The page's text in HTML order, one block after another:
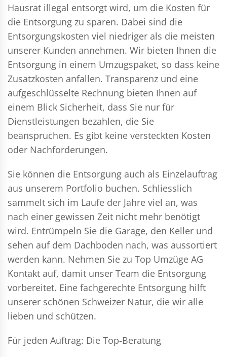
Hausrat illegal entsorgt wird, um die Kosten für
die Entsorgung zu sparen. Dabei sind die
Entsorgungskosten viel niedriger als die meisten
unserer Kunden annehmen. Wir bieten Ihnen die
Entsorgung in einem Umzugspaket, so dass keine
Zusatzkosten anfallen. Transparenz und eine
aufgeschlüsselte Rechnung bieten Ihnen auf
einem Blick Sicherheit, dass Sie nur für
Dienstleistungen bezahlen, die Sie
beanspruchen. Es gibt keine versteckten Kosten
oder Nachforderungen.
Sie können die Entsorgung auch als Einzelauftrag
aus unserem Portfolio buchen. Schliesslich
sammelt sich im Laufe der Jahre viel an, was
nach einer gewissen Zeit nicht mehr benötigt
wird. Entrümpeln Sie die Garage, den Keller und
sehen auf dem Dachboden nach, was aussortiert
werden kann. Nehmen Sie zu Top Umzüge AG
Kontakt auf, damit unser Team die Entsorgung
vorbereitet. Eine fachgerechte Entsorgung hilft
unserer schönen Schweizer Natur, die wir alle
lieben und schützen.
Für jeden Auftrag: Die Top-Beratung